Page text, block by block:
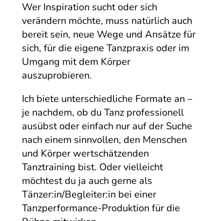
Wer Inspiration sucht oder sich
verändern möchte, muss natürlich auch
bereit sein, neue Wege und Ansätze für
sich, für die eigene Tanzpraxis oder im
Umgang mit dem Körper
auszuprobieren.
Ich biete unterschiedliche Formate an –
je nachdem, ob du Tanz professionell
ausübst oder einfach nur auf der Suche
nach einem sinnvollen, den Menschen
und Körper wertschätzenden
Tanztraining bist. Oder vielleicht
möchtest du ja auch gerne als
Tänzer:in/Begleiter:in bei einer
Tanzperformance-Produktion für die